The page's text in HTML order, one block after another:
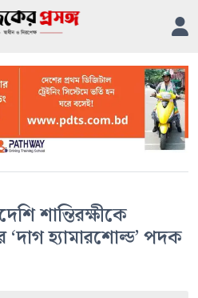
শান্তিরক্ষীকে
হ্যামারশোল্ড’ পদক